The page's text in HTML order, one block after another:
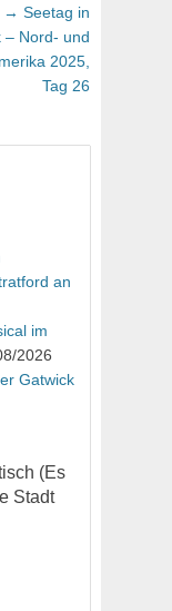
→ Nächster
Beitrag:
Seetag in
– Nord- und
2025,
Tag 26
an
im
2026
Gatwick
(Es
Stadt